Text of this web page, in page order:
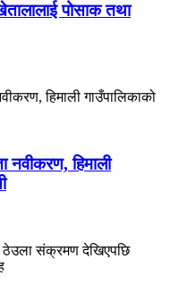
पोसाक तथा
नवीकरण, हिमाली